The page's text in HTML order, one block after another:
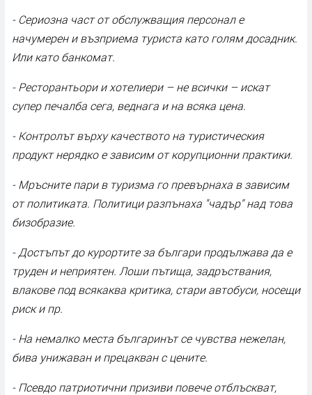
- Сериозна част от обслужващия персонал е
начумерен и възприема туриста като голям досадник.
Или като банкомат.
- Ресторантьори и хотелиери – не всички – искат
супер печалба сега, веднага и на всяка цена.
- Контролът върху качеството на туристическия
продукт нерядко е зависим от корупционни практики.
- Мръсните пари в туризма го превърнаха в зависим
от политиката. Политици разпънаха "чадър" над това
бизобразие.
- Достъпът до курортите за българи продължава да е
труден и неприятен. Лоши пътища, задръствания,
влакове под всякаква критика, стари автобуси, носещи
риск и пр.
- На немалко места българинът се чувства нежелан,
бива унижаван и прецакван с цените.
- Псевдо патриотични призиви повече отблъскват,